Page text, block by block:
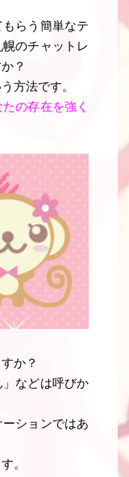
らう簡単なテ
のチャットレ
？
方法です。
の存在を強く
か？
」などは呼びか
ションではあ
。